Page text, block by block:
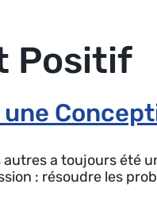
Positif
une
autres a toujours été
: résoudre les